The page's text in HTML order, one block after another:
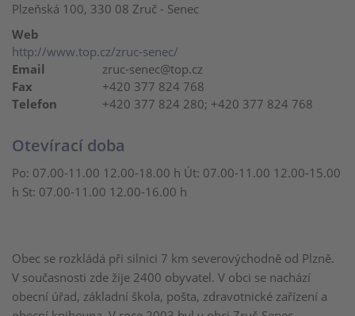
Obec se rozkládá při silnici 7 km severovýchodně od Plzně.
V současnosti zde žije 2400 obyvatel. V obci se nachází
obecní úřad, základní škola, pošta, zdravotnické zařízení a
Plzeňská 100, 330 08 Zruč - Senec
Web
http://www.top.cz/zruc-senec/
Email
zruc-senec@top.cz
Fax
+420 377 824 768
Telefon
+420 377 824 280; +420 377 824 768
Otevírací doba
Po: 07.00-11.00 12.00-18.00 h Út: 07.00-11.00 12.00-15.00
h St: 07.00-11.00 12.00-16.00 h